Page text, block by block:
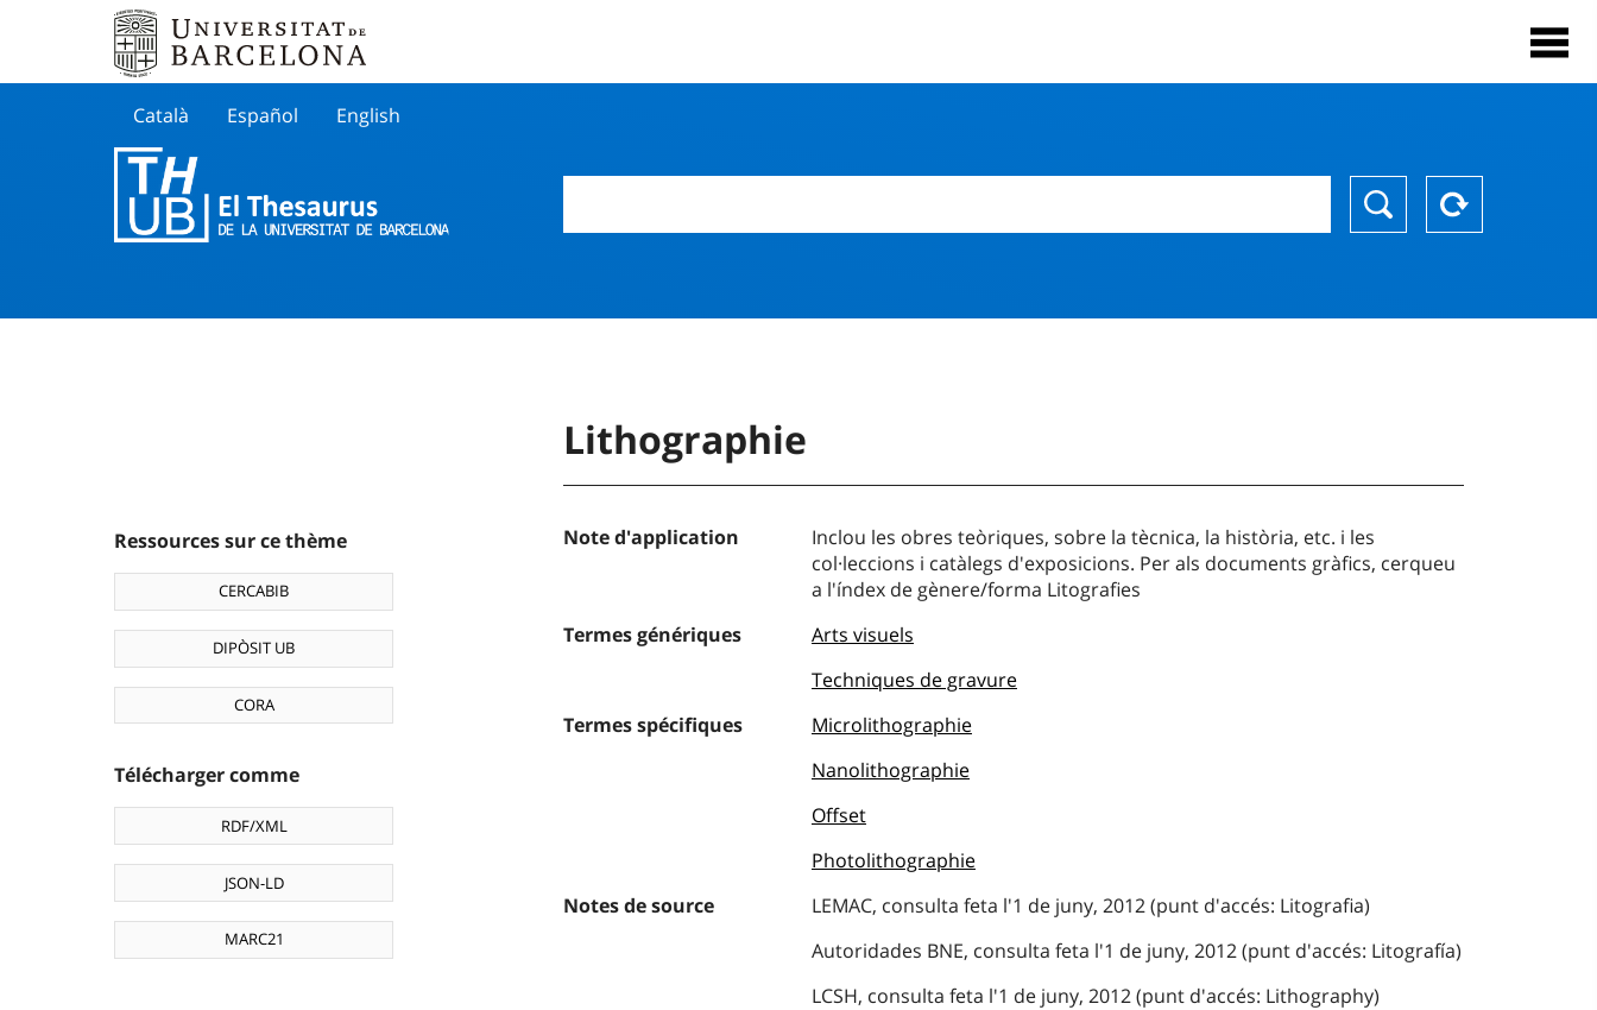
Català Español English
Ressources sur ce thème
CERCABIB
DIPÒSIT UB
CORA
Télécharger comme
RDF/XML
JSON-LD
MARC21
Lithographie
Note d'application
Inclou les obres teòriques, sobre la tècnica, la història, etc. i les
col·leccions i catàlegs d'exposicions. Per als documents gràfics, cerqueu
a l'índex de gènere/forma Litografies
Termes génériques
Arts visuels
Techniques de gravure
Termes spécifiques
Microlithographie
Nanolithographie
Offset
Photolithographie
Notes de source
LEMAC, consulta feta l'1 de juny, 2012 (punt d'accés: Litografia)
Autoridades BNE, consulta feta l'1 de juny, 2012 (punt d'accés: Litografía)
LCSH, consulta feta l'1 de juny, 2012 (punt d'accés: Lithography)